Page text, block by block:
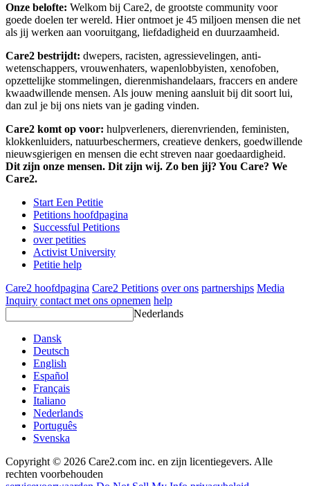
Onze belofte: Welkom bij Care2, de grootste community voor
goede doelen ter wereld. Hier ontmoet je 45 miljoen mensen die net
als jij werken aan vooruitgang, liefdadigheid en duurzaamheid.
Care2 bestrijdt: dwepers, racisten, agressievelingen, anti-
wetenschappers, vrouwenhaters, wapenlobbyisten, xenofoben,
opzettelijke stommelingen, dierenmishandelaars, fraccers en andere
kwaadwillende mensen. Als jouw mening aansluit bij dit soort lui,
dan zul je bij ons niets van je gading vinden.
Care2 komt op voor: hulpverleners, dierenvrienden, feministen,
klokkenluiders, natuurbeschermers, creatieve denkers, goedwillende
nieuwsgierigen en mensen die echt streven naar goedaardigheid.
Dit zijn onze mensen. Dit zijn wij. Zo ben jij? You Care? We
Care2.
Start Een Petitie
Petitions hoofdpagina
Successful Petitions
over petities
Activist University
Petitie help
Care2 hoofdpagina Care2 Petitions over ons partnerships Media
Inquiry contact met ons opnemen help
Nederlands
Dansk
Deutsch
English
Español
Français
Italiano
Nederlands
Português
Svenska
Copyright © 2026 Care2.com inc. en zijn licentiegevers. Alle
rechten voorbehouden